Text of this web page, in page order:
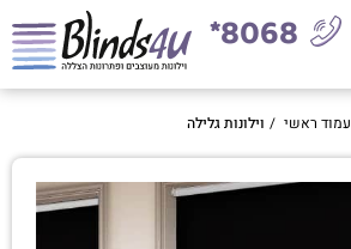
8068*
עמוד ראשי / וילונות גלילה